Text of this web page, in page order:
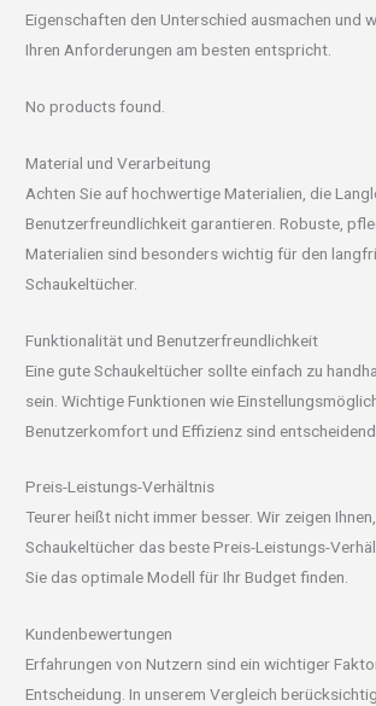
Eigenschaften den Unterschied ausmachen und
Ihren Anforderungen am besten entspricht.
No products found.
Material und Verarbeitung
Achten Sie auf hochwertige Materialien, die
Benutzerfreundlichkeit garantieren. Robuste,
Materialien sind besonders wichtig für den
Schaukeltücher.
Funktionalität und Benutzerfreundlichkeit
Eine gute Schaukeltücher sollte einfach zu
sein. Wichtige Funktionen wie
Benutzerkomfort und Effizienz sind
Preis-Leistungs-Verhältnis
Teurer heißt nicht immer besser. Wir zeigen
Schaukeltücher das beste Preis-Leistungs-
Sie das optimale Modell für Ihr Budget finden.
Kundenbewertungen
Erfahrungen von Nutzern sind ein wichtiger
Entscheidung. In unserem Vergleich